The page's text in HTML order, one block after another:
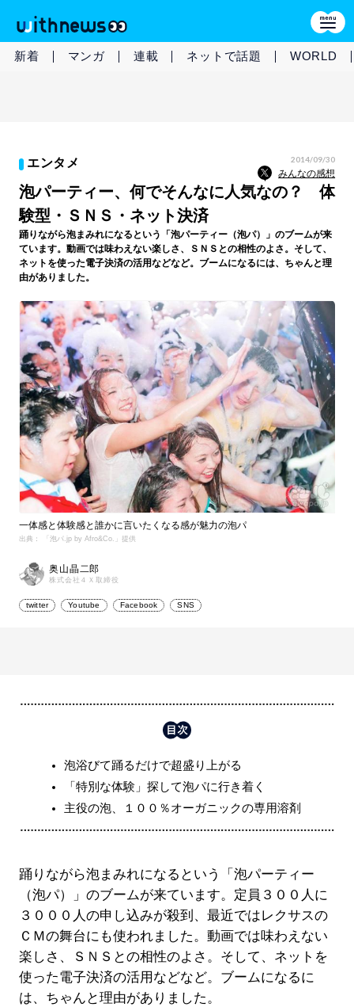
新着 マンガ 連載 ネットで話題 WORLD
エンタメ 2014/09/30
みんなの感想
泡パーティー、何でそんなに人気なの？ 体
験型・ＳＮＳ・ネット決済
踊りながら泡まみれになるという「泡パーティー（泡パ）」のブームが来
ています。動画では味わえない楽しさ、ＳＮＳとの相性のよさ。そして、
ネットを使った電子決済の活用などなど。ブームになるには、ちゃんと理
由がありました。
一体感と体験感と誰かに言いたくなる感が魅力の泡パ
出典： 「泡パ.jp by Afro&Co.」提供
奥山晶二郎
株式会社４Ｘ取締役
twitter Youtube Facebook SNS
泡浴びて踊るだけで超盛り上がる
「特別な体験」探して泡パに行き着く
主役の泡、１００％オーガニックの専用溶剤
踊りながら泡まみれになるという「泡パーティー
（泡パ）」のブームが来ています。定員３００人に
３０００人の申し込みが殺到、最近ではレクサスの
ＣＭの舞台にも使われました。動画では味わえない
楽しさ、ＳＮＳとの相性のよさ。そして、ネットを
使った電子決済の活用などなど。ブームになるに
は、ちゃんと理由がありました。